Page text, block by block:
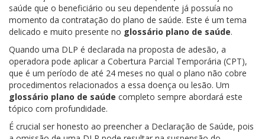
saúde que o beneficiário ou seu dependente já possuía no
momento da contratação do plano de saúde. Este é um tema
delicado e muito presente no glossário plano de saúde.
Quando uma DLP é declarada na proposta de adesão, a
operadora pode aplicar a Cobertura Parcial Temporária (CPT),
que é um período de até 24 meses no qual o plano não cobre
procedimentos relacionados a essa doença ou lesão. Um
glossário plano de saúde completo sempre abordará este
tópico com profundidade.
É crucial ser honesto ao preencher a Declaração de Saúde, pois